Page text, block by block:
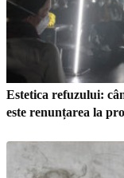
Estetica refuzului:
este renunțarea la